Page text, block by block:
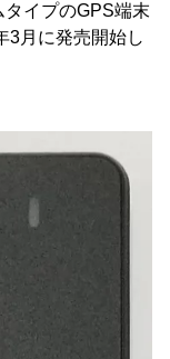
イプのGPS端末
3月に発売開始し